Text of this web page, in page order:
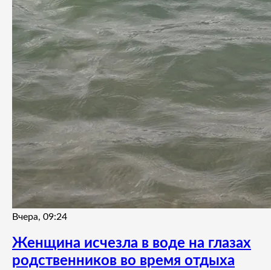
Вчера, 09:24
Женщина исчезла в воде на глазах
родственников во время отдыха